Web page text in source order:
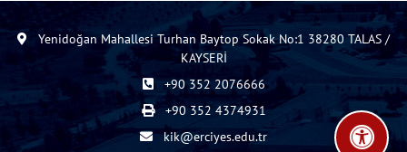
Yenidoğan Mahallesi Turhan Baytop Sokak No:1 38280 TALAS /
KAYSERİ
+90 352 2076666
+90 352 4374931
kik@erciyes.edu.tr